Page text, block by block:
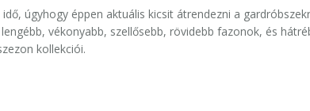
úgyhogy éppen aktuális kicsit átrendezni a
vékonyabb, szellősebb, rövidebb fazonok, és
kollekciói.